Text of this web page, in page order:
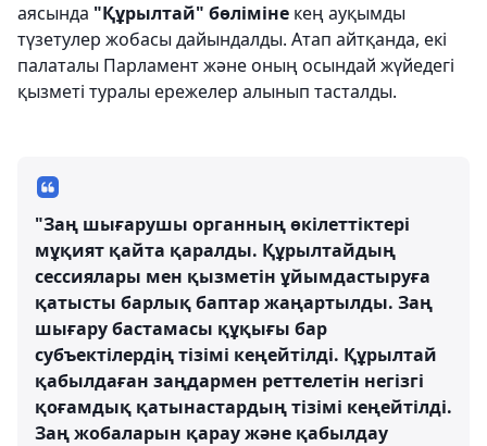
аясында "Құрылтай" бөліміне кең ауқымды
түзетулер жобасы дайындалды. Атап айтқанда, екі
палаталы Парламент және оның осындай жүйедегі
қызметі туралы ережелер алынып тасталды.
"Заң шығарушы органның өкілеттіктері
мұқият қайта қаралды. Құрылтайдың
сессиялары мен қызметін ұйымдастыруға
қатысты барлық баптар жаңартылды. Заң
шығару бастамасы құқығы бар
субъектілердің тізімі кеңейтілді. Құрылтай
қабылдаған заңдармен реттелетін негізгі
қоғамдық қатынастардың тізімі кеңейтілді.
Заң жобаларын қарау және қабылдау